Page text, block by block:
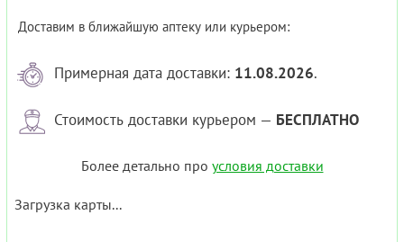
Доставим в ближайшую аптеку или курьером:
Примерная дата доставки: 11.08.2026.
Стоимость доставки курьером — БЕСПЛАТНО
Более детально про условия доставки
Загрузка карты...